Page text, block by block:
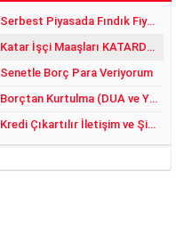
Serbest Piyasada Fındık Fiyatları 2018 DE YÜZLER GÜLER:)
Katar İşçi Maaşları KATARDAN KREDİ ALMAK
Senetle Borç Para Veriyorum
Borçtan Kurtulma (DUA ve YÖNTEMLER)
Kredi Çıkartılır İletişim ve Şikayet